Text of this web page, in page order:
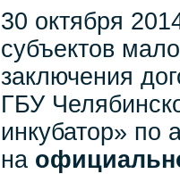
30 октября
субъектов
заключения
ГБУ
инкубатор» по
на